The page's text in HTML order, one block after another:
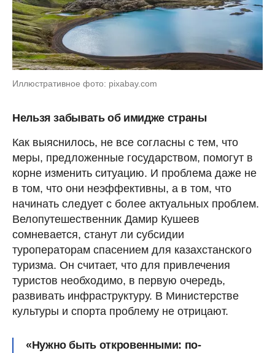
Иллюстративное фото: pixabay.com
Нельзя забывать об имидже страны
Как выяснилось, не все согласны с тем, что
меры, предложенные государством, помогут в
корне изменить ситуацию. И проблема даже не
в том, что они неэффективны, а в том, что
начинать следует с более актуальных проблем.
Велопутешественник Дамир Кушеев
сомневается, станут ли субсидии
туроператорам спасением для казахстанского
туризма. Он считает, что для привлечения
туристов необходимо, в первую очередь,
развивать инфраструктуру. В Министерстве
культуры и спорта проблему не отрицают.
«Нужно быть откровенными: по-